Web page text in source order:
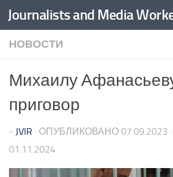
Перейти к содержимому
НОВОСТИ
Михаилу
приговор
- JVIR · ОПУБЛИКОВАНО 07.09.2023
01.11.2024